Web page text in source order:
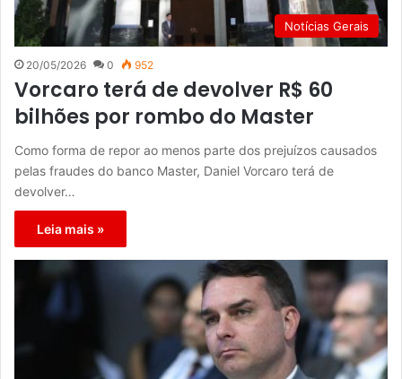
Notícias Gerais
20/05/2026 0 952
Vorcaro terá de devolver R$ 60
bilhões por rombo do Master
Como forma de repor ao menos parte dos prejuízos causados
pelas fraudes do banco Master, Daniel Vorcaro terá de
devolver…
Leia mais »